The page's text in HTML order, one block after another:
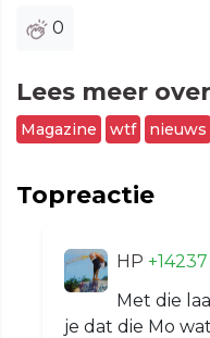
0
Lees meer
Magazine wtf nieuws
Topreactie
HP +14237
Met die
je dat die Mo